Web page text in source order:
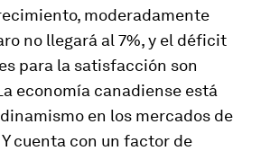
moderadamente
no llegará al 7%, y el déficit
para la satisfacción son
economía canadiense está
en los mercados de
cuenta con un factor de